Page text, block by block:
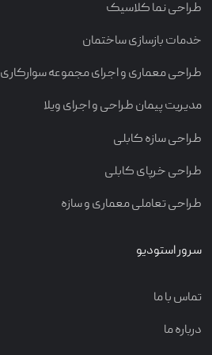
طراحی نما کلاسیک
خدمات بازسازی ساختمان
طراحی معماری و اجرای مجموعه سوارکاری
مدیریت پیمان طراحی و اجرای ویلا
طراحی سازه کابلی
طراحی خرپای کابلی
طراحی تعاملی معماری و سازه
سرور استودیو
تماس با ما
درباره ما